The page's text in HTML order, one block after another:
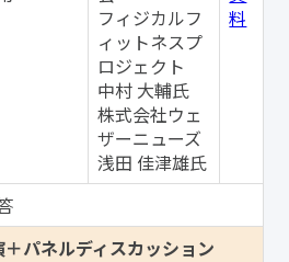
フィジカルフ
ィットネスプ
ロジェクト
中村 大輔氏
株式会社ウェ
ザーニューズ
浅田 佳津雄氏
料
パネルディスカッション